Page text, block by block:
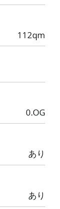
112qm
0.OG
あり
あり